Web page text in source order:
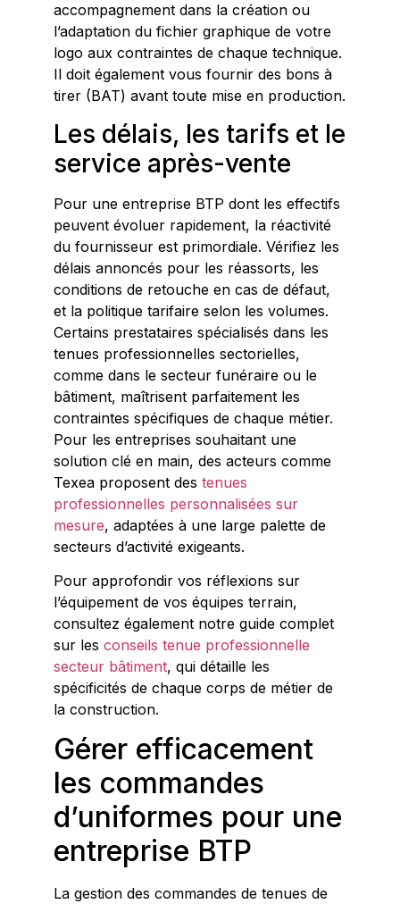
accompagnement dans la création ou
l’adaptation du fichier graphique de votre
logo aux contraintes de chaque technique.
Il doit également vous fournir des bons à
tirer (BAT) avant toute mise en production.
Les délais, les tarifs et le
service après-vente
Pour une entreprise BTP dont les effectifs
peuvent évoluer rapidement, la réactivité
du fournisseur est primordiale. Vérifiez les
délais annoncés pour les réassorts, les
conditions de retouche en cas de défaut,
et la politique tarifaire selon les volumes.
Certains prestataires spécialisés dans les
tenues professionnelles sectorielles,
comme dans le secteur funéraire ou le
bâtiment, maîtrisent parfaitement les
contraintes spécifiques de chaque métier.
Pour les entreprises souhaitant une
solution clé en main, des acteurs comme
Texea proposent des tenues
professionnelles personnalisées sur
mesure, adaptées à une large palette de
secteurs d’activité exigeants.
Pour approfondir vos réflexions sur
l’équipement de vos équipes terrain,
consultez également notre guide complet
sur les conseils tenue professionnelle
secteur bâtiment, qui détaille les
spécificités de chaque corps de métier de
la construction.
Gérer efficacement
les commandes
d’uniformes pour une
entreprise BTP
La gestion des commandes de tenues de